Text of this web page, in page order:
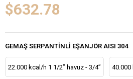
$632.78
GEMAŞ SERPANTINLI EŞANJÖR AISI 304
22.000 kcal/h 1 1/2” havuz - 3/4” 40.000